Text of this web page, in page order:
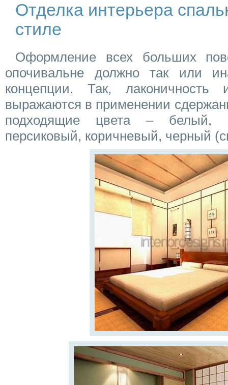
Отделка интерьера
стиле
Оформление всех больших
опочивальне должно так или
концепции. Так, лаконичность
выражаются в применении
подходящие цвета – белый,
персиковый, коричневый, черный